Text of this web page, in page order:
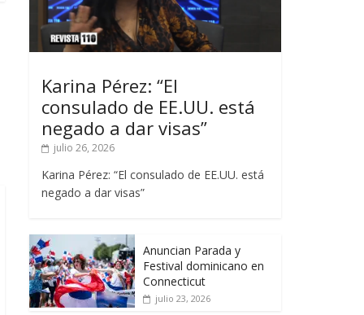
Karina Pérez: “El
consulado de EE.UU. está
negado a dar visas”
julio 26, 2026
Karina Pérez: “El consulado de EE.UU. está
negado a dar visas”
Anuncian Parada y
Festival dominicano en
Connecticut
julio 23, 2026